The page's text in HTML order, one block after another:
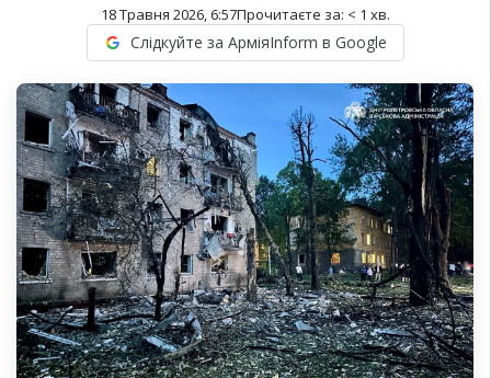
18 Травня 2026, 6:57Прочитаєте за: < 1 хв.
Слідкуйте за АрміяInform в Google